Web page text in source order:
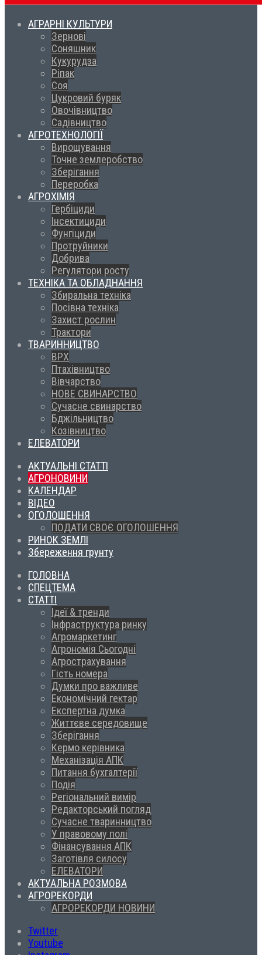
АГРАРНІ КУЛЬТУРИ
Зернові
Соняшник
Кукурудза
Ріпак
Соя
Цукровий буряк
Овочівництво
Садівництво
АГРОТЕХНОЛОГІЇ
Вирощування
Точне землеробство
Зберігання
Переробка
АГРОХІМІЯ
Гербіциди
Інсектициди
Фунгіциди
Протруйники
Добрива
Регулятори росту
ТЕХНІКА ТА ОБЛАДНАННЯ
Збиральна техніка
Посівна техніка
Захист рослин
Трактори
ТВАРИННИЦТВО
ВРХ
Птахівництво
Вівчарство
НОВЕ СВИНАРСТВО
Сучасне свинарство
Бджільництво
Козівництво
ЕЛЕВАТОРИ
АКТУАЛЬНІ СТАТТІ
АГРОНОВИНИ
КАЛЕНДАР
ВІДЕО
ОГОЛОШЕННЯ
ПОДАТИ СВОЄ ОГОЛОШЕННЯ
РИНОК ЗЕМЛІ
Збереження грунту
ГОЛОВНА
СПЕЦТЕМА
СТАТТІ
Ідеї & тренди
Інфраструктура ринку
Агромаркетинг
Агрономія Сьогодні
Агрострахування
Гість номера
Думки про важливе
Економічний гектар
Експертна думка
Життєве середовище
Зберігання
Кермо керівника
Механізація АПК
Питання бухгалтерії
Подія
Регіональний вимір
Редакторський погляд
Сучасне тваринництво
У правовому полі
Фінансування АПК
Заготівля силосу
ЕЛЕВАТОРИ
АКТУАЛЬНА РОЗМОВА
АГРОРЕКОРДИ
АГРОРЕКОРДИ НОВИНИ
Twitter
Youtube